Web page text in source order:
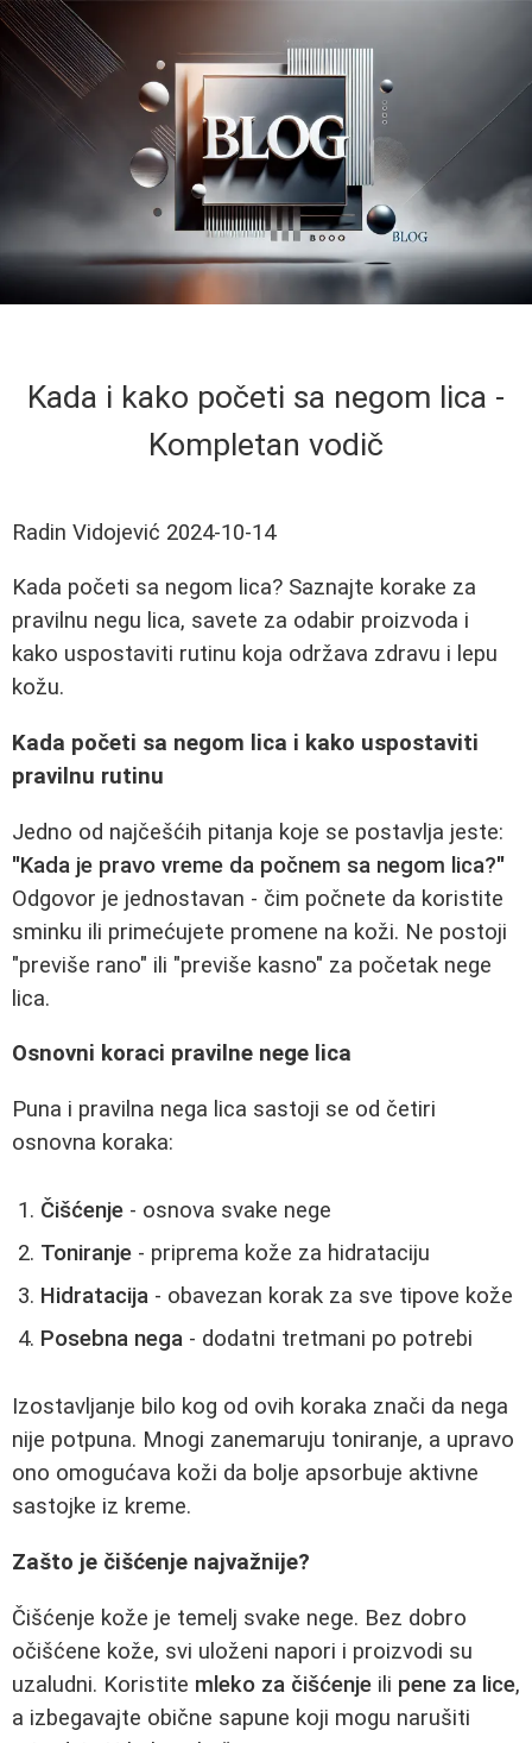
Kada i kako početi sa negom lica -
Kompletan vodič
Radin Vidojević 2024-10-14
Kada početi sa negom lica? Saznajte korake za
pravilnu negu lica, savete za odabir proizvoda i
kako uspostaviti rutinu koja održava zdravu i lepu
kožu.
Kada početi sa negom lica i kako uspostaviti
pravilnu rutinu
Jedno od najčešćih pitanja koje se postavlja jeste:
"Kada je pravo vreme da počnem sa negom lica?"
Odgovor je jednostavan - čim počnete da koristite
sminku ili primećujete promene na koži. Ne postoji
"previše rano" ili "previše kasno" za početak nege
lica.
Osnovni koraci pravilne nege lica
Puna i pravilna nega lica sastoji se od četiri
osnovna koraka:
Čišćenje - osnova svake nege
Toniranje - priprema kože za hidrataciju
Hidratacija - obavezan korak za sve tipove kože
Posebna nega - dodatni tretmani po potrebi
Izostavljanje bilo kog od ovih koraka znači da nega
nije potpuna. Mnogi zanemaruju toniranje, a upravo
ono omogućava koži da bolje apsorbuje aktivne
sastojke iz kreme.
Zašto je čišćenje najvažnije?
Čišćenje kože je temelj svake nege. Bez dobro
očišćene kože, svi uloženi napori i proizvodi su
uzaludni. Koristite mleko za čišćenje ili pene za lice,
a izbegavajte obične sapune koji mogu narušiti